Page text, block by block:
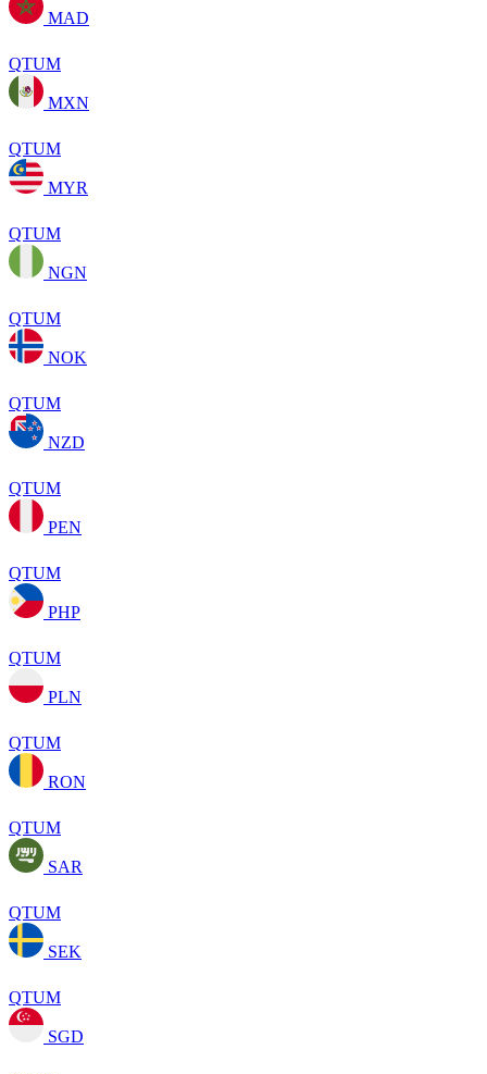
MAD
QTUM
MXN
QTUM
MYR
QTUM
NGN
QTUM
NOK
QTUM
NZD
QTUM
PEN
QTUM
PHP
QTUM
PLN
QTUM
RON
QTUM
SAR
QTUM
SEK
QTUM
SGD